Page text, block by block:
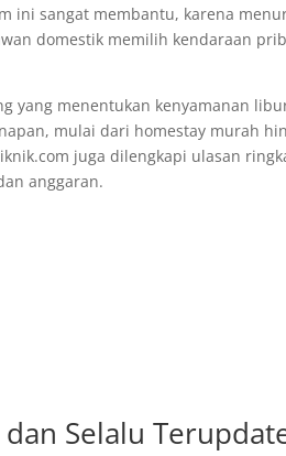
ini sangat membantu, karena
domestik memilih kendaraan
yang menentukan kenyamanan
mulai dari homestay murah
juga dilengkapi ulasan
anggaran.
Selalu